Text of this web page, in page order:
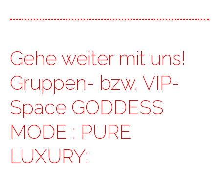
Gehe weiter mit uns!
Gruppen- bzw. VIP-
Space GODDESS
MODE : PURE
LUXURY: